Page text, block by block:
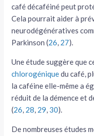
café décaféiné peut
Cela pourrait aider à
neurodégénératives
Parkinson (26, 27).
Une étude suggère que
chlorogéniquedu café,
la caféine elle-même a
réduit de la démence et
(26, 28, 29, 30).
De nombreuses études